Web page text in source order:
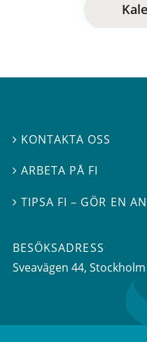
 KONTAKTA OSS
ARBETA PÅ FI
TIPSA FI – GÖR EN
BESÖKSADRESS
Sveavägen 44, Stockholm